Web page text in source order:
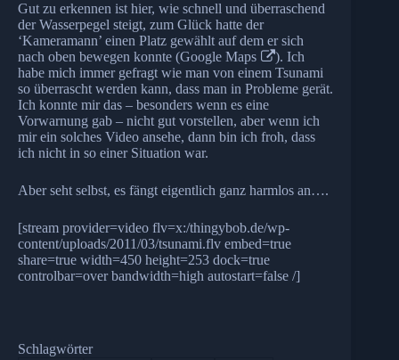
Gut zu erkennen ist hier, wie schnell und überraschend
der Wasserpegel steigt, zum Glück hatte der
‘Kameramann’ einen Platz gewählt auf dem er sich
nach oben bewegen konnte (Google Maps
). Ich
habe mich immer gefragt wie man von einem Tsunami
so überrascht werden kann, dass man in Probleme gerät.
Ich konnte mir das – besonders wenn es eine
Vorwarnung gab – nicht gut vorstellen, aber wenn ich
mir ein solches Video ansehe, dann bin ich froh, dass
ich nicht in so einer Situation war.
Aber seht selbst, es fängt eigentlich ganz harmlos an….
[stream provider=video flv=x:/thingybob.de/wp-
content/uploads/2011/03/tsunami.flv embed=true
share=true width=450 height=253 dock=true
controlbar=over bandwidth=high autostart=false /]
Schlagwörter